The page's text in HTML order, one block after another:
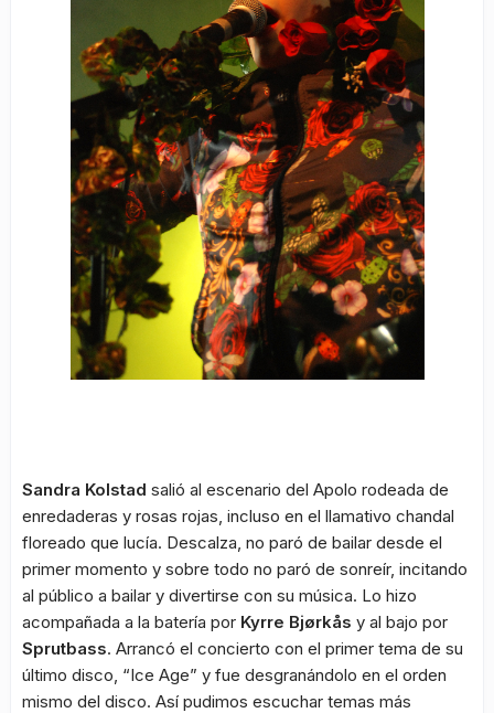
Sandra Kolstad salió al escenario del Apolo rodeada de
enredaderas y rosas rojas, incluso en el llamativo chandal
floreado que lucía. Descalza, no paró de bailar desde el
primer momento y sobre todo no paró de sonreír, incitando
al público a bailar y divertirse con su música. Lo hizo
acompañada a la batería por Kyrre Bjørkås y al bajo por
Sprutbass. Arrancó el concierto con el primer tema de su
último disco, “Ice Age” y fue desgranándolo en el orden
mismo del disco. Así pudimos escuchar temas más